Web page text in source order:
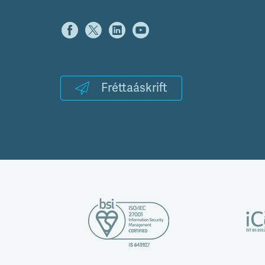
Fréttaáskrift